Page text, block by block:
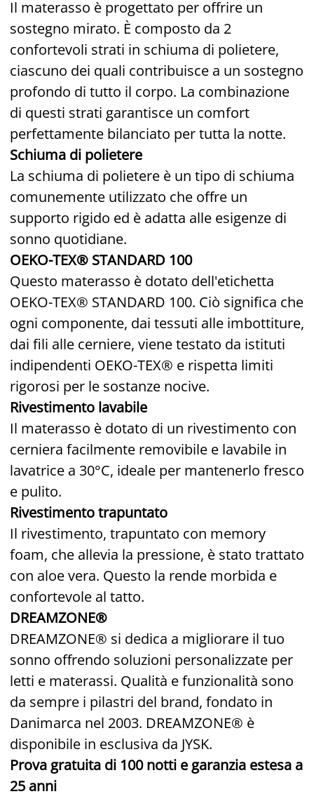
Il materasso è progettato per offrire un
sostegno mirato. È composto da 2
confortevoli strati in schiuma di polietere,
ciascuno dei quali contribuisce a un sostegno
profondo di tutto il corpo. La combinazione
di questi strati garantisce un comfort
perfettamente bilanciato per tutta la notte.
Schiuma di polietere
La schiuma di polietere è un tipo di schiuma
comunemente utilizzato che offre un
supporto rigido ed è adatta alle esigenze di
sonno quotidiane.
OEKO-TEX® STANDARD 100
Questo materasso è dotato dell'etichetta
OEKO-TEX® STANDARD 100. Ciò significa che
ogni componente, dai tessuti alle imbottiture,
dai fili alle cerniere, viene testato da istituti
indipendenti OEKO-TEX® e rispetta limiti
rigorosi per le sostanze nocive.
Rivestimento lavabile
Il materasso è dotato di un rivestimento con
cerniera facilmente removibile e lavabile in
lavatrice a 30°C, ideale per mantenerlo fresco
e pulito.
Rivestimento trapuntato
Il rivestimento, trapuntato con memory
foam, che allevia la pressione, è stato trattato
con aloe vera. Questo la rende morbida e
confortevole al tatto.
DREAMZONE®
DREAMZONE® si dedica a migliorare il tuo
sonno offrendo soluzioni personalizzate per
letti e materassi. Qualità e funzionalità sono
da sempre i pilastri del brand, fondato in
Danimarca nel 2003. DREAMZONE® è
disponibile in esclusiva da JYSK.
Prova gratuita di 100 notti e garanzia estesa a
25 anni